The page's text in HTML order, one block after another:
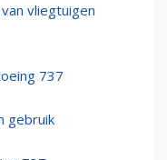
vliegtuigen
737
gebruik